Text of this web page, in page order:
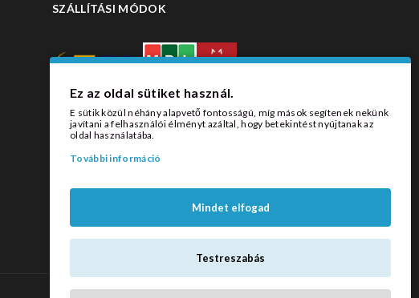
SZÁLLÍTÁSI MÓDOK
Ez az oldal sütiket használ.
E sütik közül néhány alapvető fontosságú, míg mások segítenek nekünk
javítani a felhasználói élményt azáltal, hogy betekintést nyújtanak az
oldal használatába.
További információ
Mindet elfogad
Testreszabás